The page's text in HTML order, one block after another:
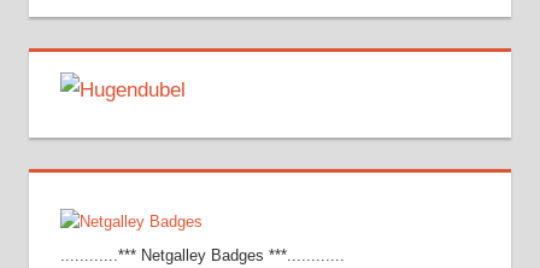
............*** Netgalley Badges ***............